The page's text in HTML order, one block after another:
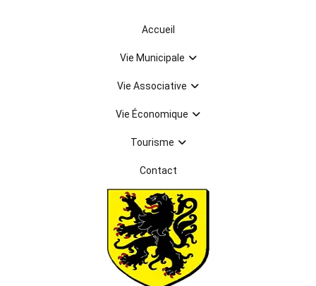
Accueil
Vie Municipale
Vie Associative
Vie Économique
Tourisme
Contact